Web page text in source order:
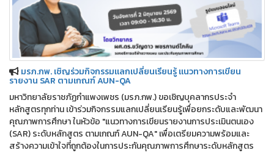
มรภ.กพ. เชิญร่วมกิจกรรมแลกเปลี่ยนเรียนรู้ แนวทางการเขียน
รายงาน SAR ตามเกณฑ์ AUN-QA
มหาวิทยาลัยราชภัฏกำแพงเพชร (มรภ.กพ.) ขอเชิญบุคลากรประจำ
หลักสูตรทุกท่าน เข้าร่วมกิจกรรมแลกเปลี่ยนเรียนรู้เพื่อยกระดับและพัฒนา
คุณภาพการศึกษา ในหัวข้อ "แนวทางการเขียนรายงานการประเมินตนเอง
(SAR) ระดับหลักสูตร ตามเกณฑ์ AUN-QA" เพื่อเตรียมความพร้อมและ
สร้างความเข้าใจที่ถูกต้องในการประกันคุณภาพการศึกษาระดับหลักสูตร